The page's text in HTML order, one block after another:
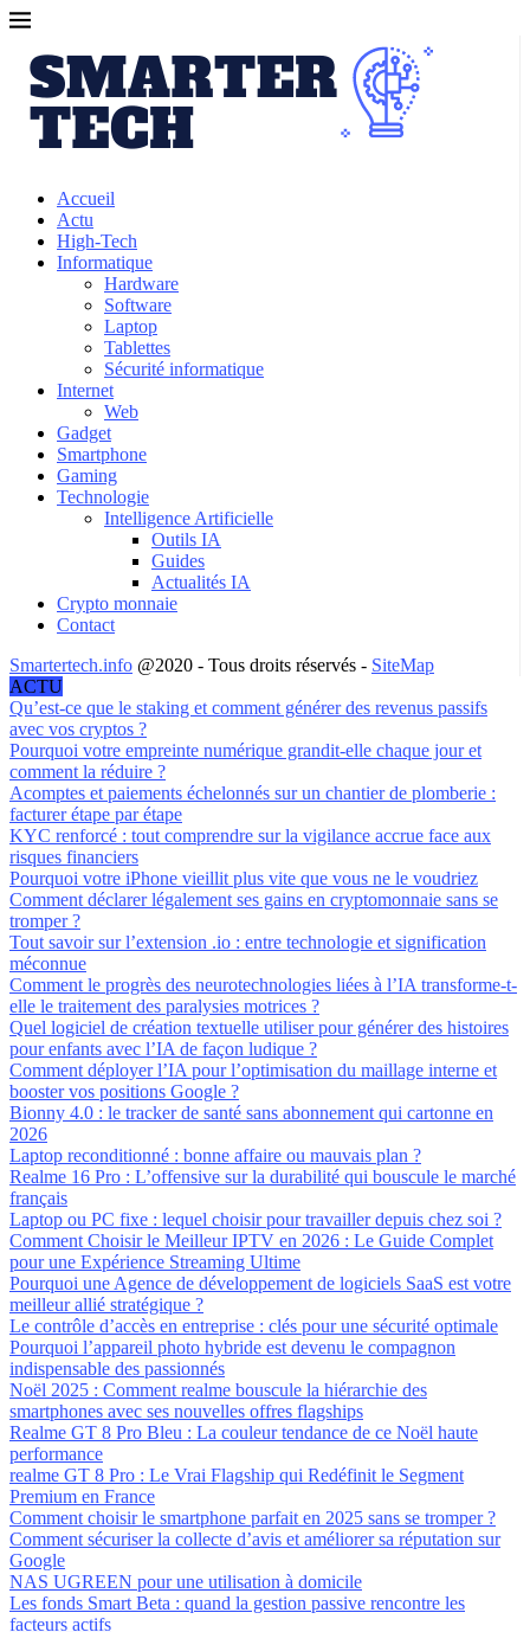
Accueil
Actu
High-Tech
Informatique
Hardware
Software
Laptop
Tablettes
Sécurité informatique
Internet
Web
Gadget
Smartphone
Gaming
Technologie
Intelligence Artificielle
Outils IA
Guides
Actualités IA
Crypto monnaie
Contact
Smartertech.info @2020 - Tous droits réservés - SiteMap
ACTU
Qu’est-ce que le staking et comment générer des revenus passifs
avec vos cryptos ?
Pourquoi votre empreinte numérique grandit-elle chaque jour et
comment la réduire ?
Acomptes et paiements échelonnés sur un chantier de plomberie :
facturer étape par étape
KYC renforcé : tout comprendre sur la vigilance accrue face aux
risques financiers
Pourquoi votre iPhone vieillit plus vite que vous ne le voudriez
Comment déclarer légalement ses gains en cryptomonnaie sans se
tromper ?
Tout savoir sur l’extension .io : entre technologie et signification
méconnue
Comment le progrès des neurotechnologies liées à l’IA transforme-t-
elle le traitement des paralysies motrices ?
Quel logiciel de création textuelle utiliser pour générer des histoires
pour enfants avec l’IA de façon ludique ?
Comment déployer l’IA pour l’optimisation du maillage interne et
booster vos positions Google ?
Bionny 4.0 : le tracker de santé sans abonnement qui cartonne en
2026
Laptop reconditionné : bonne affaire ou mauvais plan ?
Realme 16 Pro : L’offensive sur la durabilité qui bouscule le marché
français
Laptop ou PC fixe : lequel choisir pour travailler depuis chez soi ?
Comment Choisir le Meilleur IPTV en 2026 : Le Guide Complet
pour une Expérience Streaming Ultime
Pourquoi une Agence de développement de logiciels SaaS est votre
meilleur allié stratégique ?
Le contrôle d’accès en entreprise : clés pour une sécurité optimale
Pourquoi l’appareil photo hybride est devenu le compagnon
indispensable des passionnés
Noël 2025 : Comment realme bouscule la hiérarchie des
smartphones avec ses nouvelles offres flagships
Realme GT 8 Pro Bleu : La couleur tendance de ce Noël haute
performance
realme GT 8 Pro : Le Vrai Flagship qui Redéfinit le Segment
Premium en France
Comment choisir le smartphone parfait en 2025 sans se tromper ?
Comment sécuriser la collecte d’avis et améliorer sa réputation sur
Google
NAS UGREEN pour une utilisation à domicile
Les fonds Smart Beta : quand la gestion passive rencontre les
facteurs actifs